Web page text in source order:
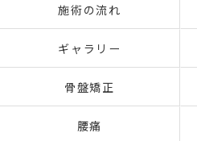
施術の流れ
ギャラリー
骨盤矯正
腰痛